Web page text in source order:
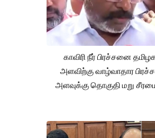
காவிரி நீர் பிரச்சனை
அளவிற்கு வாழ்வாதார
அளவுக்கு தொகுதி மறு